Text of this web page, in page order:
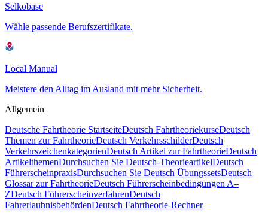
Selkobase
Wähle passende Berufszertifikate.
Local Manual
Meistere den Alltag im Ausland mit mehr Sicherheit.
Allgemein
Deutsche Fahrtheorie StartseiteDeutsch FahrtheoriekurseDeutsch
Themen zur FahrtheorieDeutsch VerkehrsschilderDeutsch
VerkehrszeichenkategorienDeutsch Artikel zur FahrtheorieDeutsch
ArtikelthemenDurchsuchen Sie Deutsch-TheorieartikelDeutsch
FührerscheinpraxisDurchsuchen Sie Deutsch ÜbungssetsDeutsch
Glossar zur FahrtheorieDeutsch Führerscheinbedingungen A–
ZDeutsch FührerscheinverfahrenDeutsch
FahrerlaubnisbehördenDeutsch Fahrtheorie-Rechner